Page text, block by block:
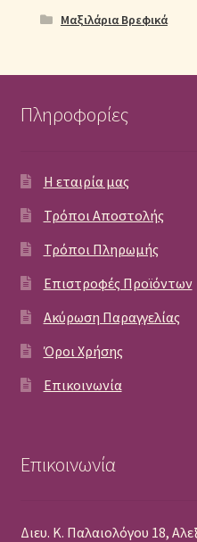
Μαξιλάρια Βρεφικά
Πληροφορίες
Η εταιρία μας
Τρόποι Αποστολής
Τρόποι Πληρωμής
Επιστροφές Προϊόντων
Ακύρωση Παραγγελίας
Όροι Χρήσης
Επικοινωνία
Επικοινωνία
Διευ. Κ. Παλαιολόγου 18,